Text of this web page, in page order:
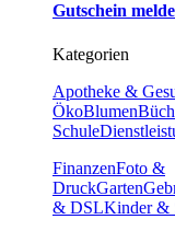
Gutschein
Kategorien
Apotheke &
ÖkoBlumen
Schule
FinanzenFoto &
DruckGarten
& DSLKinder &